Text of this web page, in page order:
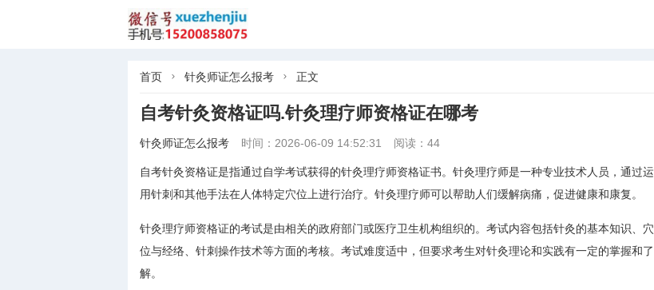
首页  针灸师证怎么报考  正文
自考针灸资格证吗.针灸理疗师资格证在哪考
针灸师证怎么报考 时间：2026-06-09 14:52:31 阅读：44
自考针灸资格证是指通过自学考试获得的针灸理疗师资格证书。针灸理疗师是一种专业技术人员，通过运
用针刺和其他手法在人体特定穴位上进行治疗。针灸理疗师可以帮助人们缓解病痛，促进健康和康复。
针灸理疗师资格证的考试是由相关的政府部门或医疗卫生机构组织的。考试内容包括针灸的基本知识、穴
位与经络、针刺操作技术等方面的考核。考试难度适中，但要求考生对针灸理论和实践有一定的掌握和了
解。